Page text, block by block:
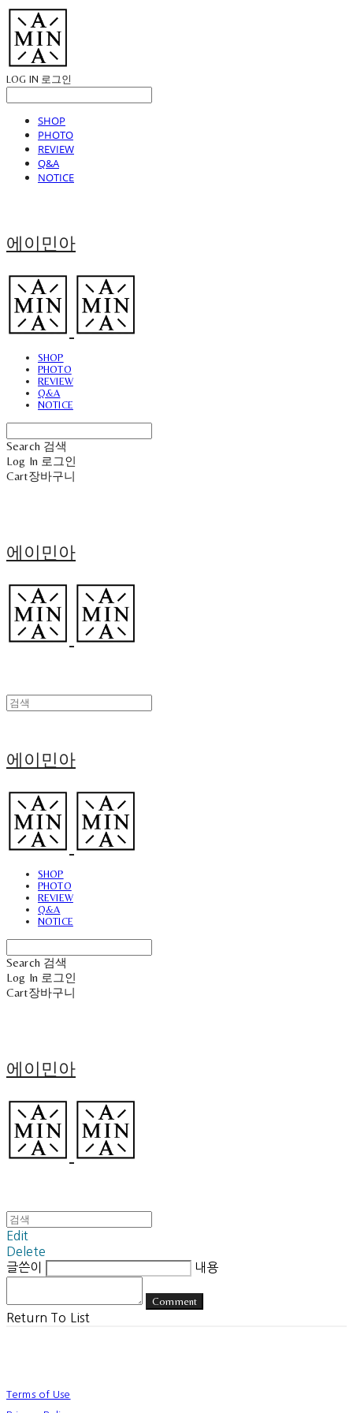
LOG IN 로그인
SHOP
PHOTO
REVIEW
Q&A
NOTICE
에이민아
SHOP
PHOTO
REVIEW
Q&A
NOTICE
Search 검색
Log In 로그인
Cart장바구니
에이민아
에이민아
SHOP
PHOTO
REVIEW
Q&A
NOTICE
Search 검색
Log In 로그인
Cart장바구니
에이민아
Edit
Delete
글쓴이
내용
Comment
Return To List
Terms of Use